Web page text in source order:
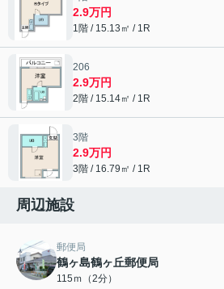
2.9万円
1階 / 15.13㎡ / 1R
206
2.9万円
2階 / 15.14㎡ / 1R
3階
2.9万円
3階 / 16.79㎡ / 1R
周辺施設
郵便局
鶴ヶ島鶴ヶ丘郵便局
115ｍ（2分）